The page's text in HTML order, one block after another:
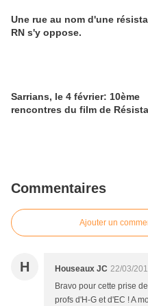
Une rue au nom d'une
RN s'y oppose.
Sarrians, le 4 février: 10ème
rencontres du film de
Commentaires
Ajouter un
H Houseaux JC 22/03/
Bravo pour cette prise
profs d'H-G et d'EC ! A